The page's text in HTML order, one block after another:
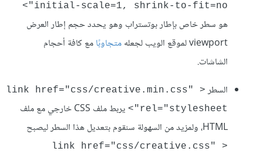
initial-scale=1, shrink-to-fit=no">
هو سطر خاص بإطار بوتستراب وهو يحدد حجم إطار العرض
viewport لموقع الويب لجعله
متجاوبًامع كافة أحجام
الشاشات.
السطر
<link href="css/creative.min.css"
rel="stylesheet">
يربط ملف CSS خارجي مع ملف
HTML، ولمزيد من السهولة سنقوم بتعديل هذا السطر ليصبح
<link href="css/creative.css"